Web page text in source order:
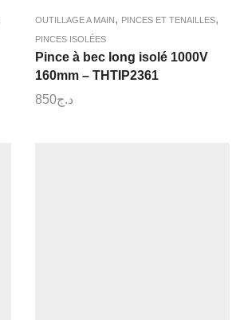
OUTILLAGE A MAIN, PINCES ET TENAILLES,
PINCES ISOLÉES
Pince à bec long isolé 1000V
160mm – THTIP2361
د.ج850